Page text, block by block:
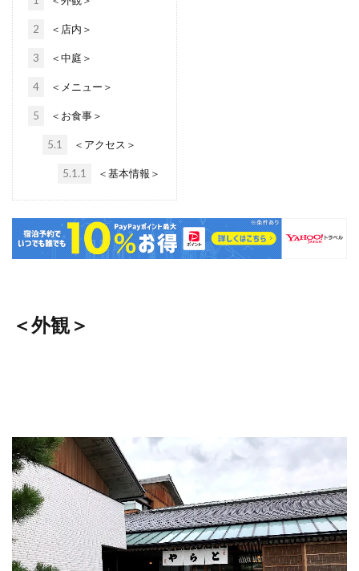
2 ＜店内＞
3 ＜中庭＞
4 ＜メニュー＞
5 ＜お食事＞
5.1 ＜アクセス＞
5.1.1 ＜基本情報＞
＜外観＞